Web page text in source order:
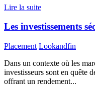
Lire la suite
Les investissements
Placement Lookandfin
Dans un contexte où les
investisseurs sont en quête
offrant un rendement...